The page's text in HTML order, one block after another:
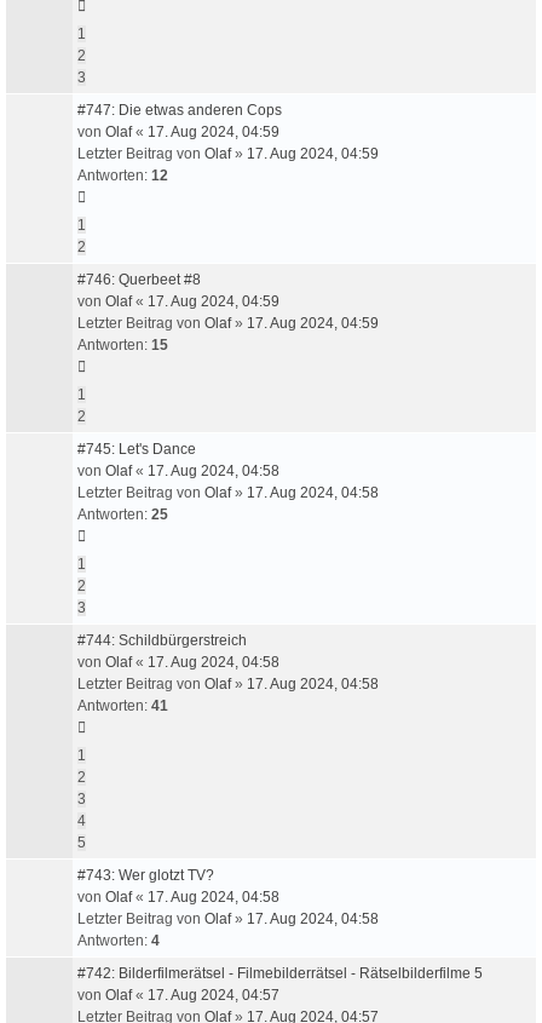
1
2
3
#747: Die etwas anderen Cops
von Olaf« 17. Aug 2024, 04:59
Letzter Beitrag von Olaf» 17. Aug 2024, 04:59
Antworten: 12
1
2
#746: Querbeet #8
von Olaf« 17. Aug 2024, 04:59
Letzter Beitrag von Olaf» 17. Aug 2024, 04:59
Antworten: 15
1
2
#745: Let's Dance
von Olaf« 17. Aug 2024, 04:58
Letzter Beitrag von Olaf» 17. Aug 2024, 04:58
Antworten: 25
1
2
3
#744: Schildbürgerstreich
von Olaf« 17. Aug 2024, 04:58
Letzter Beitrag von Olaf» 17. Aug 2024, 04:58
Antworten: 41
1
2
3
4
5
#743: Wer glotzt TV?
von Olaf« 17. Aug 2024, 04:58
Letzter Beitrag von Olaf» 17. Aug 2024, 04:58
Antworten: 4
#742: Bilderfilmerätsel - Filmebilderrätsel - Rätselbilderfilme 5
von Olaf« 17. Aug 2024, 04:57
Letzter Beitrag von Olaf» 17. Aug 2024, 04:57